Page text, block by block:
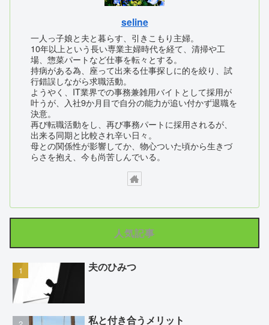
seline
一人っ子娘と夫と暮らす、引きこもり主婦。
10年以上という長い専業主婦時代を経て、清掃や工
場、惣菜パートなど仕事を転々とする。
持病がある為、座って出来る仕事探しに的を絞り、試
行錯誤しながら求職活動。
ようやく、IT業界での事務兼雑用バイトとして採用が
叶うが、入社9か月目で自分の能力が追い付かず退職を
決意。
再び転職活動をし、再び事務パートに採用されるが、
出来る同期と比較され辛い日々。
母との関係性が影響してか、物心ついた頃から生きづ
らさを抱え、今も尚苦しんでいる。
人気記事
夫のひみつ
私と付き合うメリット